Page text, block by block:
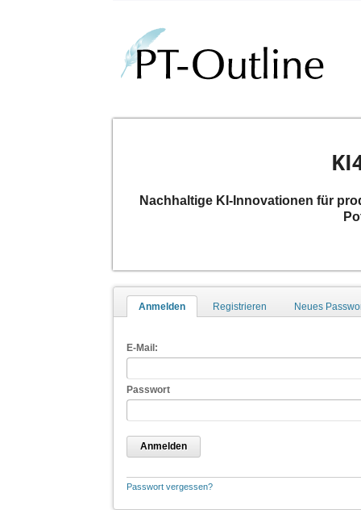
Nachhaltige KI-Innovationen für
Anmelden Registrieren Neues
E-Mail:
Passwort
Anmelden
Passwort vergessen?